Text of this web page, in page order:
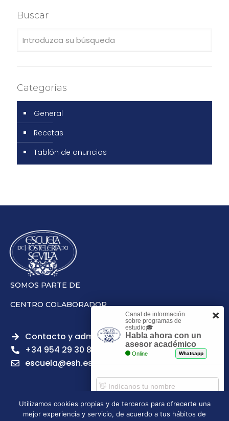
Buscar
Categorías
General
Recetas
Tablón de anuncios
SOMOS PARTE DE
CENTRO COLABORADOR
Contacto y admisiones
+34 954 29 30 81
escuela@esh.es
Aviso legal Política de Privacidad Política de Cookies
Utilizamos cookies propias y de terceros para ofrecerte una
mejor experiencia y servicio, de acuerdo a tus hábitos de
Canal de información
sobre programas de
estudio🎓
Habla ahora con un
asesor académico
Online Whatsapp